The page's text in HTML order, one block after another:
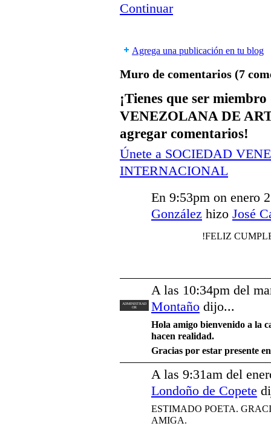
Continuar
Agrega una publicación en tu blog
Muro de comentarios (7
¡Tienes que ser
VENEZOLANA DE
agregar comentarios!
Únete a SOCIEDAD
INTERNACIONAL
En 9:53pm on enero
González hizo José
!FELIZ
A las 10:34pm del
ADMINISTRAD
OR
Montaño dijo...
Hola amigo bienvenido a la
hacen realidad.
Gracias por estar presente
A las 9:31am del
Londoño de Copete
ESTIMADO POETA.
AMIGA.